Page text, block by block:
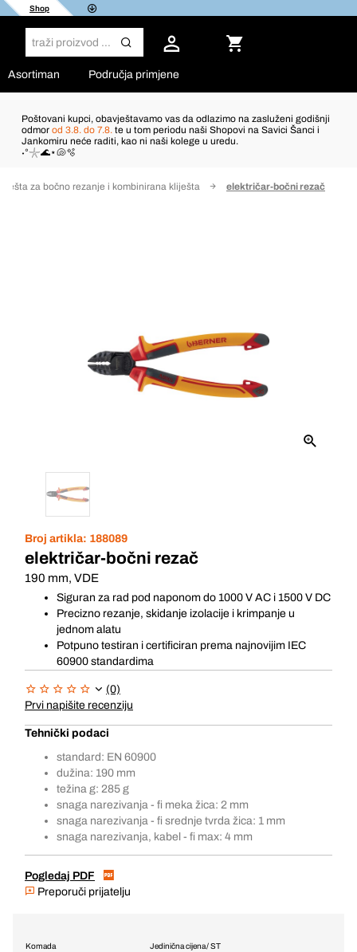
Shop
Asortiman Područja primjene
Poštovani kupci, obavještavamo vas da odlazimo na zasluženi godišnji
odmor od 3.8. do 7.8. te u tom periodu naši Shopovi na Savici Šanci i
Jankomiru neće raditi, kao ni naši kolege u uredu.
˖°𓇼🌊⋆🐚🫧
za bočno rezanje i kombinirana kliješta električar-bočni rezač
Broj artikla: 188089
električar-bočni rezač
190 mm, VDE
Siguran za rad pod naponom do 1000 V AC i 1500 V DC
Precizno rezanje, skidanje izolacije i krimpanje u
jednom alatu
Potpuno testiran i certificiran prema najnovijim IEC
60900 standardima
(0)
Prvi napišite recenziju
Tehnički podaci
standard: EN 60900
dužina: 190 mm
težina g: 285 g
snaga narezivanja - fi meka žica: 2 mm
snaga narezivanja - fi srednje tvrda žica: 1 mm
snaga narezivanja, kabel - fi max: 4 mm
Pogledaj PDF
Preporuči prijatelju
Jedinična cijena / ST
Komada